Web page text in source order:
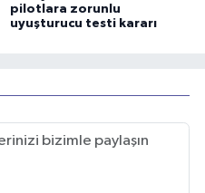
pilotlara zorunlu
uyuşturucu testi kararı